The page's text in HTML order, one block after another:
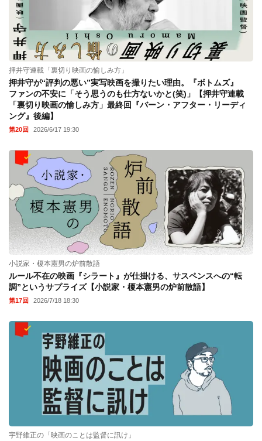
押井守連載「裏切り映画の愉しみ方」
押井守が“評判の悪い”実写映画を撮りたい理由。『ボトムズ』
ファンの不安に「そう思うのも仕方ないかと(笑)」【押井守連載
「裏切り映画の愉しみ方」最終回『バーン・アフター・リーディ
ング』後編】
第20回 2026/6/17 19:30
小説家・榎本憲男の炉前散語
ルール不在の映画『シラート』が仕掛ける、サスペンスへの“転
調”というサプライズ【小説家・榎本憲男の炉前散語】
第17回 2026/7/18 18:30
宇野維正の「映画のことは監督に訊け」